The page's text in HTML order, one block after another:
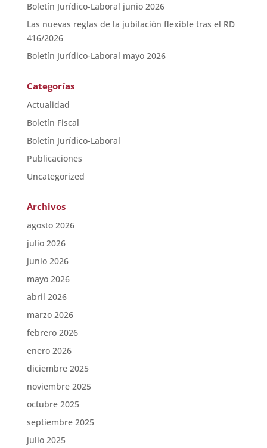
Boletín Jurídico-Laboral junio 2026
Las nuevas reglas de la jubilación flexible tras el RD
416/2026
Boletín Jurídico-Laboral mayo 2026
Categorías
Actualidad
Boletín Fiscal
Boletín Jurídico-Laboral
Publicaciones
Uncategorized
Archivos
agosto 2026
julio 2026
junio 2026
mayo 2026
abril 2026
marzo 2026
febrero 2026
enero 2026
diciembre 2025
noviembre 2025
octubre 2025
septiembre 2025
julio 2025